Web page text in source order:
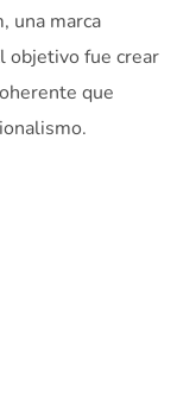
una marca
objetivo fue crear
que